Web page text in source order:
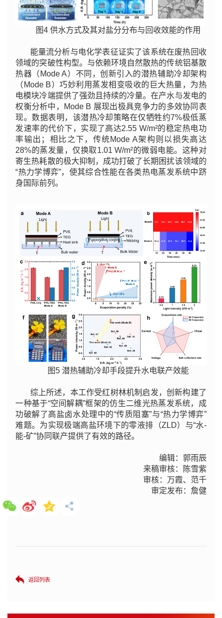
图4 供水方式及其对盐分分布与回收效能的作用
能量流分析与电化学表征证实了该系统在废热回收
领域的突破性构型。与依赖环境自然散热的传统铝基散
热器（Mode A）不同，创新引入的潜热辅助冷却架构
（Mode B）巧妙利用蒸发相变吸收的巨大热量，为热
电模块冷端提供了强劲且持续的冷量。在产水与发电的
权衡分析中，Mode B 展现出极具竞争力的多效协同表
现。数据表明，该潜热冷却策略在仅牺牲约7%极低蒸
发速率的代价下，实现了高达2.55 W/m²的稳定热电功
率输出；相比之下，传统Mode A架构则以损失高达
28%的蒸发量，仅换取1.01 W/m²的微弱电能。这种对
寄生热耗散的极大抑制，成功打破了长期困扰该领域的
“热力学博弈”，使其综合性能在各类热电蒸发系统中跻
身国际前列。
图5 潜热辅助冷却手段提升水电联产效能
综上所述，本工作受红树林机制启发，创新构建了
一种基于“空间解耦”框架的仿生二维光热蒸发系统，成
功破解了高盐卤水处理中的“传质阻塞”与“热力学博弈”
难题。为实现极端高盐环境下的零液排（ZLD）与“水-
能-矿”协同联产提供了有效的路径。
编辑：郭雨辰
来稿审核：陈雪紫
审核：万霞、范千
审定发布：詹健
返回列表